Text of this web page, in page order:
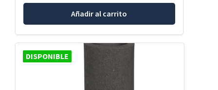
Añadir al carrito
DISPONIBLE